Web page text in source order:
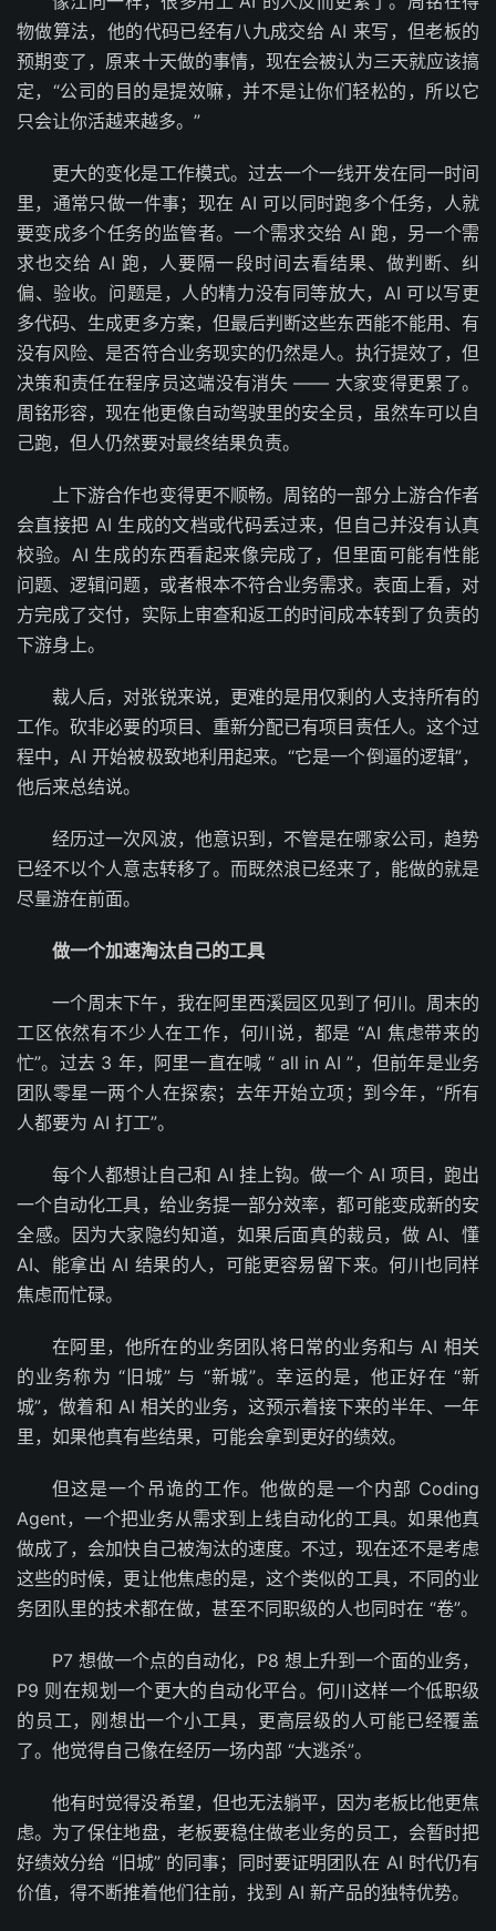
物做算法，他的代码已经有八九成交给 AI 来写，但老板的
预期变了，原来十天做的事情，现在会被认为三天就应该搞
定，“公司的目的是提效嘛，并不是让你们轻松的，所以它
只会让你活越来越多。”
更大的变化是工作模式。过去一个一线开发在同一时间
里，通常只做一件事；现在 AI 可以同时跑多个任务，人就
要变成多个任务的监管者。一个需求交给 AI 跑，另一个需
求也交给 AI 跑，人要隔一段时间去看结果、做判断、纠
偏、验收。问题是，人的精力没有同等放大，AI 可以写更
多代码、生成更多方案，但最后判断这些东西能不能用、有
没有风险、是否符合业务现实的仍然是人。执行提效了，但
决策和责任在程序员这端没有消失 —— 大家变得更累了。
周铭形容，现在他更像自动驾驶里的安全员，虽然车可以自
己跑，但人仍然要对最终结果负责。
上下游合作也变得更不顺畅。周铭的一部分上游合作者
会直接把 AI 生成的文档或代码丢过来，但自己并没有认真
校验。AI 生成的东西看起来像完成了，但里面可能有性能
问题、逻辑问题，或者根本不符合业务需求。表面上看，对
方完成了交付，实际上审查和返工的时间成本转到了负责的
下游身上。
裁人后，对张锐来说，更难的是用仅剩的人支持所有的
工作。砍非必要的项目、重新分配已有项目责任人。这个过
程中，AI 开始被极致地利用起来。“它是一个倒逼的逻辑”，
他后来总结说。
经历过一次风波，他意识到，不管是在哪家公司，趋势
已经不以个人意志转移了。而既然浪已经来了，能做的就是
尽量游在前面。
做一个加速淘汰自己的工具
一个周末下午，我在阿里西溪园区见到了何川。周末的
工区依然有不少人在工作，何川说，都是 “AI 焦虑带来的
忙”。过去 3 年，阿里一直在喊 “ all in AI ”，但前年是业务
团队零星一两个人在探索；去年开始立项；到今年，“所有
人都要为 AI 打工”。
每个人都想让自己和 AI 挂上钩。做一个 AI 项目，跑出
一个自动化工具，给业务提一部分效率，都可能变成新的安
全感。因为大家隐约知道，如果后面真的裁员，做 AI、懂
AI、能拿出 AI 结果的人，可能更容易留下来。何川也同样
焦虑而忙碌。
在阿里，他所在的业务团队将日常的业务和与 AI 相关
的业务称为 “旧城” 与 “新城”。幸运的是，他正好在 “新
城”，做着和 AI 相关的业务，这预示着接下来的半年、一年
里，如果他真有些结果，可能会拿到更好的绩效。
但这是一个吊诡的工作。他做的是一个内部 Coding
Agent，一个把业务从需求到上线自动化的工具。如果他真
做成了，会加快自己被淘汰的速度。不过，现在还不是考虑
这些的时候，更让他焦虑的是，这个类似的工具，不同的业
务团队里的技术都在做，甚至不同职级的人也同时在 “卷”。
P7 想做一个点的自动化，P8 想上升到一个面的业务，
P9 则在规划一个更大的自动化平台。何川这样一个低职级
的员工，刚想出一个小工具，更高层级的人可能已经覆盖
了。他觉得自己像在经历一场内部 “大逃杀”。
他有时觉得没希望，但也无法躺平，因为老板比他更焦
虑。为了保住地盘，老板要稳住做老业务的员工，会暂时把
好绩效分给 “旧城” 的同事；同时要证明团队在 AI 时代仍有
价值，得不断推着他们往前，找到 AI 新产品的独特优势。